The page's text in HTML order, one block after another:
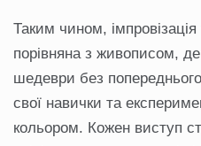
Таким чином,
порівняна з живописом,
шедеври без
свої навички та
кольором. Кожен виступ